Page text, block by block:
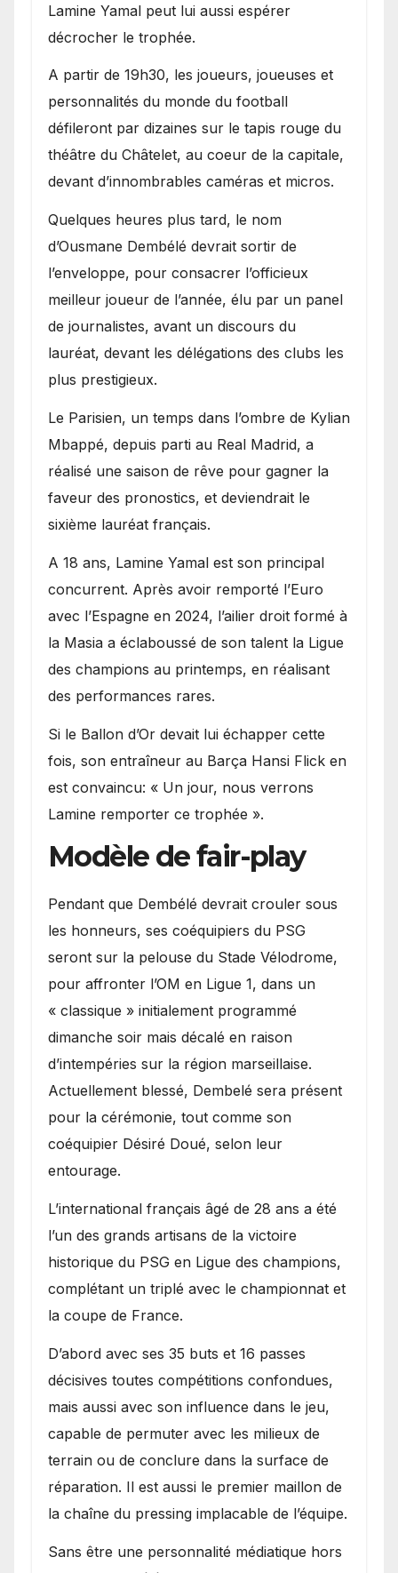
Lamine Yamal peut lui aussi espérer
décrocher le trophée.
A partir de 19h30, les joueurs, joueuses et
personnalités du monde du football
défileront par dizaines sur le tapis rouge du
théâtre du Châtelet, au coeur de la capitale,
devant d’innombrables caméras et micros.
Quelques heures plus tard, le nom
d’Ousmane Dembélé devrait sortir de
l’enveloppe, pour consacrer l’officieux
meilleur joueur de l’année, élu par un panel
de journalistes, avant un discours du
lauréat, devant les délégations des clubs les
plus prestigieux.
Le Parisien, un temps dans l’ombre de Kylian
Mbappé, depuis parti au Real Madrid, a
réalisé une saison de rêve pour gagner la
faveur des pronostics, et deviendrait le
sixième lauréat français.
A 18 ans, Lamine Yamal est son principal
concurrent. Après avoir remporté l’Euro
avec l’Espagne en 2024, l’ailier droit formé à
la Masia a éclaboussé de son talent la Ligue
des champions au printemps, en réalisant
des performances rares.
Si le Ballon d’Or devait lui échapper cette
fois, son entraîneur au Barça Hansi Flick en
est convaincu: « Un jour, nous verrons
Lamine remporter ce trophée ».
Modèle de fair-play
Pendant que Dembélé devrait crouler sous
les honneurs, ses coéquipiers du PSG
seront sur la pelouse du Stade Vélodrome,
pour affronter l’OM en Ligue 1, dans un
« classique » initialement programmé
dimanche soir mais décalé en raison
d’intempéries sur la région marseillaise.
Actuellement blessé, Dembelé sera présent
pour la cérémonie, tout comme son
coéquipier Désiré Doué, selon leur
entourage.
L’international français âgé de 28 ans a été
l’un des grands artisans de la victoire
historique du PSG en Ligue des champions,
complétant un triplé avec le championnat et
la coupe de France.
D’abord avec ses 35 buts et 16 passes
décisives toutes compétitions confondues,
mais aussi avec son influence dans le jeu,
capable de permuter avec les milieux de
terrain ou de conclure dans la surface de
réparation. Il est aussi le premier maillon de
la chaîne du pressing implacable de l’équipe.
Sans être une personnalité médiatique hors